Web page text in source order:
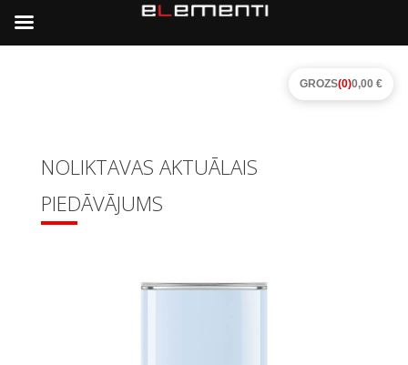
NOLIKTAVAS AKTUĀLAIS
PIEDĀVĀJUMS
GROZS(0)0,00 €